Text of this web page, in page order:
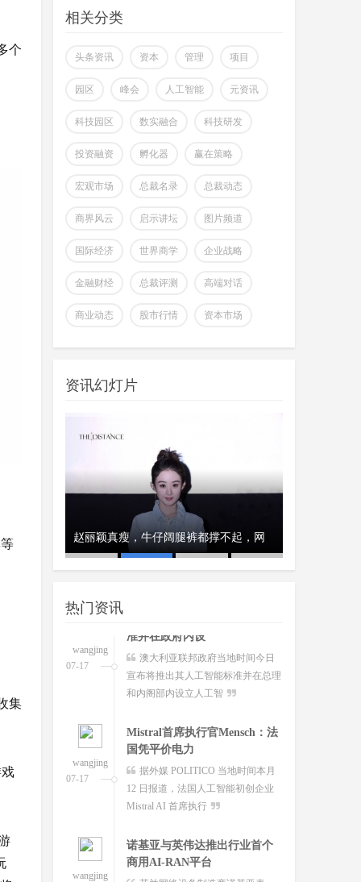
个
集
掌握市场风云动态
改变你所看到的世界
相关分类
头条资讯 资本 管理 项目
园区 峰会 人工智能 元资讯
科技园区 数实融合 科技研发
投资融资 孵化器 赢在策略
宏观市场 总裁名录 总裁动态
商界风云 启示讲坛 图片频道
国际经济 世界商学 企业战略
金融财经 总裁评测 高端对话
商业动态 股市行情 资本市场
资讯幻灯片
典和美 赵丽颖真瘦，牛仔阔腿裤都撑不起，网
热门资讯
全球首个可变形个人机器人，
上纬新材今日官宣，全球首个可
登场。据介绍，上纬新
这个月会有多款国产重量级大模
型发布，除了DeepSeek V4正式版之
外，最受关注的当属月
澳大利亚将推出其人工智能标
准并在政府内设
澳大利亚联邦政府当地时间今日
国凭平价电力
据外媒 POLITICO 当地时间本月
商用AI-RAN平台
芬兰网络设备制造商诺基亚表